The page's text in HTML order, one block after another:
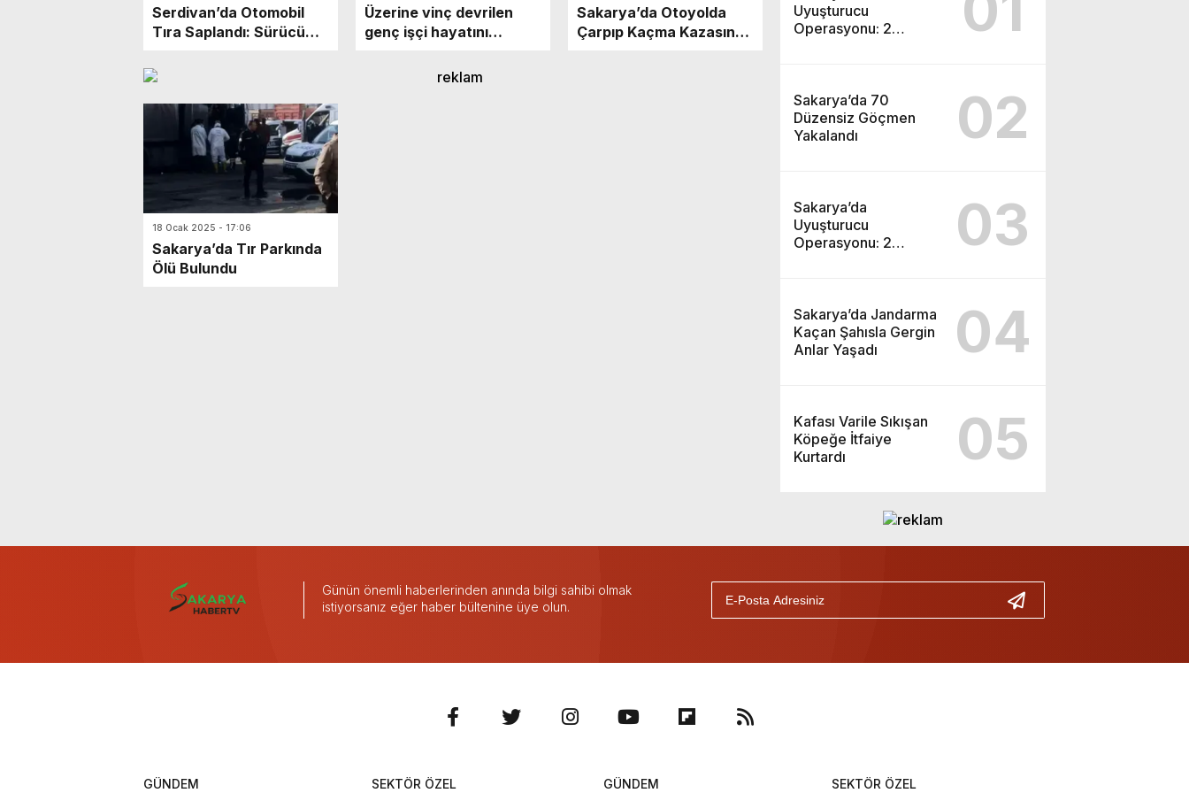
Serdivan’da Otomobil
Tıra Saplandı: Sürücü
Üzerine vinç devrilen
genç işçi hayatını
Sakarya’da Otoyolda
Çarpıp Kaçma Kazasında
18 Ocak 2025 - 17:06
Sakarya’da Tır Parkında
Ölü Bulundu
Uyuşturucu
Operasyonu: 2
Sakarya’da 70
Düzensiz Göçmen
Yakalandı
02
Sakarya’da
Uyuşturucu
Operasyonu: 2
03
Sakarya’da Jandarma
Kaçan Şahısla Gergin
Anlar Yaşadı
04
Kafası Varile Sıkışan
Köpeğe İtfaiye
Kurtardı
05
Günün önemli haberlerinden anında bilgi sahibi olmak
istiyorsanız eğer haber bültenine üye olun.
GÜNDEM SEKTÖR ÖZEL GÜNDEM SEKTÖR ÖZEL